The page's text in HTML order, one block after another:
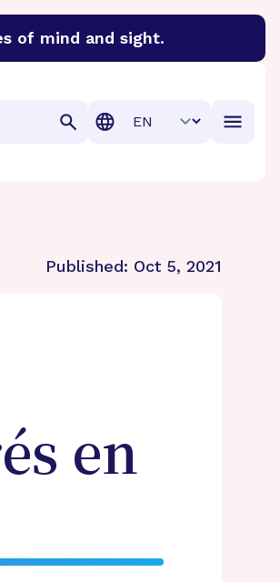
of mind and sight.
disease, macular
Translation
Published: Oct 5, 2021
en